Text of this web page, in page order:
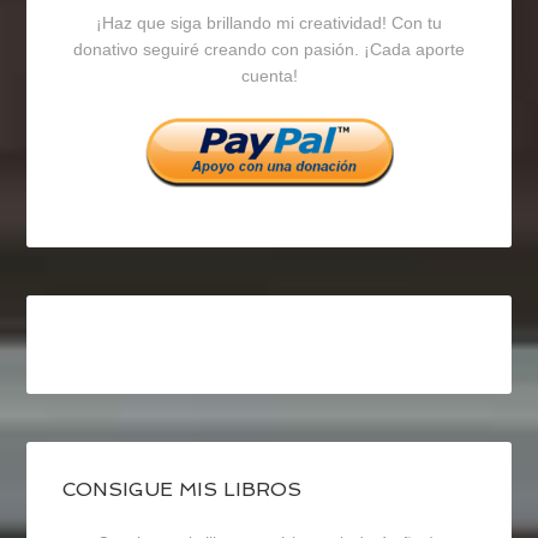
en
Facebook
en
Twitter
en
Instagram
¡Haz que siga brillando mi creatividad! Con tu
donativo seguiré creando con pasión. ¡Cada aporte
cuenta!
CONSIGUE MIS LIBROS